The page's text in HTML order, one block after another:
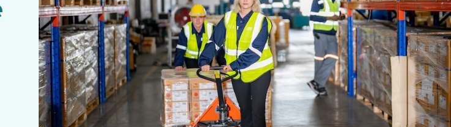
il personale non si trova quasi mai nello stesso
le tratte, magazzinieri su turni che si alternano h24,
finiscono prima di pranzo. Raccogliere le presenze in